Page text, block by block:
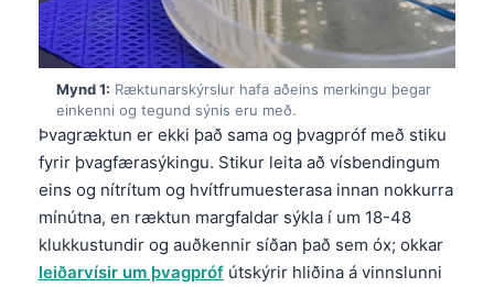
Mynd 1: Ræktunarskýrslur hafa aðeins merkingu þegar
einkenni og tegund sýnis eru með.
Þvagræktun er ekki það sama og þvagpróf með stiku
fyrir þvagfærasýkingu. Stikur leita að vísbendingum
eins og nítrítum og hvítfrumuesterasa innan nokkurra
mínútna, en ræktun margfaldar sýkla í um 18-48
klukkustundir og auðkennir síðan það sem óx; okkar
leiðarvísir um þvagpróf útskýrir hliðina á vinnslunni